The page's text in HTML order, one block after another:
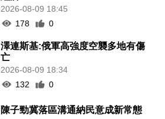
2026-08-09 18:45
178
0
澤連斯基:俄軍高強度空襲多地有傷
亡
2026-08-09 18:34
132
0
陳子勁冀落區溝通納民意成新常態